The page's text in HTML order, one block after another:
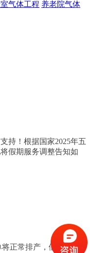
气体工程 养老院气体
持！根据国家2025年五
假期服务调整告知如
将正常排产，假期后首